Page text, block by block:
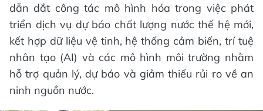
dẫn dắt công tác mô hình hóa trong việc phát
triển dịch vụ dự báo chất lượng nước thế hệ mới,
kết hợp dữ liệu vệ tinh, hệ thống cảm biến, trí tuệ
nhân tạo (AI) và các mô hình môi trường nhằm
hỗ trợ quản lý, dự báo và giảm thiểu rủi ro về an
ninh nguồn nước.